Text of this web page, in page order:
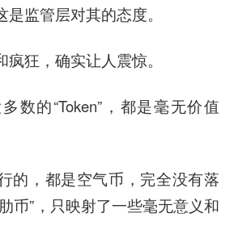
监管层对其的态度。
狂，确实让人震惊。
的“Token”，都是毫无价值
，都是空气币，完全没有落
币”，只映射了一些毫无意义和